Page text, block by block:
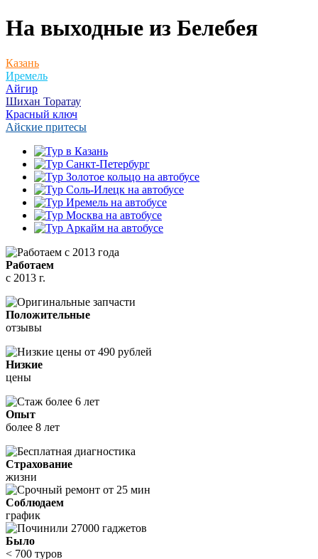
На выходные из Белебея
Казань
Иремель
Айгир
Шихан Торатау
Красный ключ
Айские притесы
Работаем
с 2013 г.
Положительные
отзывы
Низкие
цены
Опыт
более 8 лет
Страхование
жизни
Соблюдаем
график
Было
< 700 туров